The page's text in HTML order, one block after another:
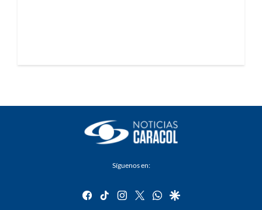
Síguenos en:
facebook
tiktok instagram
twitterwhatsapp
google